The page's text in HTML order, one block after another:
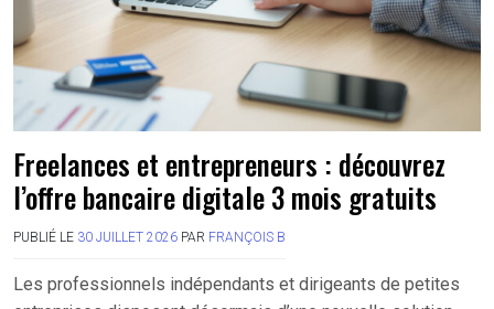
Freelances et entrepreneurs : découvrez
l’offre bancaire digitale 3 mois gratuits
PUBLIÉ LE 30 JUILLET 2026 PAR FRANÇOIS B
Les professionnels indépendants et dirigeants de petites